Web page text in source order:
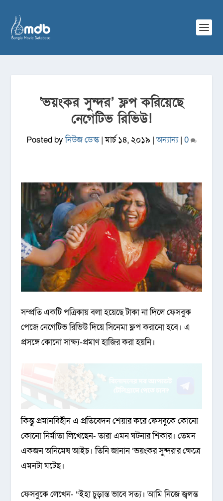
‘ভয়ংকর সুন্দর’ ফ্লপ করিয়েছে
নেগেটিভ রিভিউ!
Posted byনিউজ ডেস্ক|মার্চ ১৪, ২০১৯ |অন্যান্য| 0
সম্প্রতি একটি পত্রিকায় বলা হয়েছে টাকা না দিলে ফেসবুক
পেজে নেগেটিভ রিভিউ দিয়ে সিনেমা ফ্লপ করানো হবে। এ
প্রসঙ্গে কোনো সাক্ষ্য-প্রমাণ হাজির করা হয়নি।
কিন্তু প্রমানবিহীন এ প্রতিবেদন শেয়ার করে ফেসবুকে কোনো
কোনো নির্মাতা লিখেছেন- তারা এমন ঘটনার শিকার। তেমন
একজন অনিমেষ আইচ। তিনি জানান ‘ভয়ংকর সুন্দর’র ক্ষেত্রে
এমনটা ঘটেছ।
ফেসবুকে লেখেন- “ইহা চুড়ান্ত ভাবে সত্য। আমি নিজে জ্বলন্ত